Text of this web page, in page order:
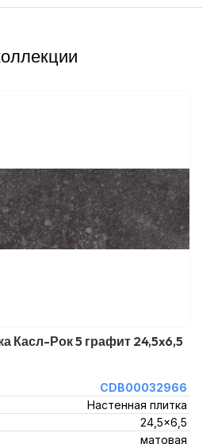
Касл-Рок 5 графит 24,5x6,5
CDB00032966
Настенная плитка
24,5x6,5
матовая